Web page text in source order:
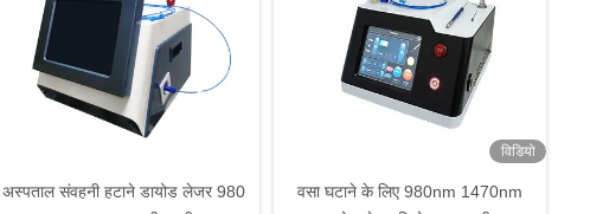
अस्पताल संवहनी हटाने डायोड लेजर 980
विडियो
वसा घटाने के लिए 980nm 1470nm